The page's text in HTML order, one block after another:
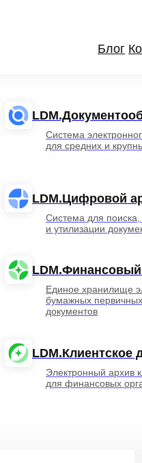
Блог
LDM.Клиентское
Электронный архив
для финансовых
Единое хранилище
бумажных
документов
LDM.Цифровой
Система для
и утилизации
Система
для средних и